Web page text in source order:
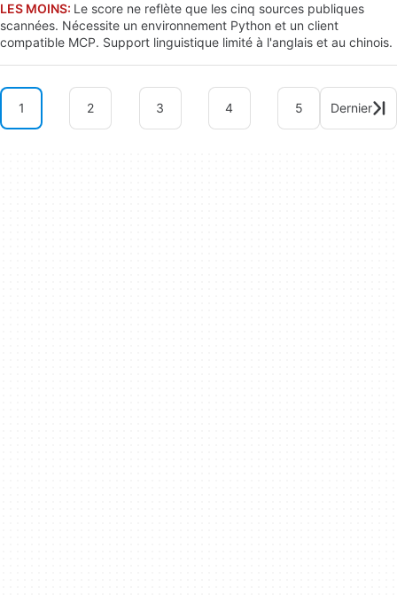
LES MOINS: Le score ne reflète que les cinq sources publiques
scannées. Nécessite un environnement Python et un client
compatible MCP. Support linguistique limité à l'anglais et au chinois.
1 2 3 4 5 Dernier